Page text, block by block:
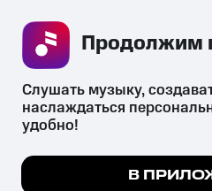
СКАЧАТЬ
психотропных веществ, их
их незаконный оборот запрещён
Мы используем куки,
Подробнее
Слушать музыку,
наслаждаться
удобно!
В